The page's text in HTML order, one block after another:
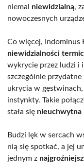
niemal niewidzialną,
nowoczesnych
Co więcej, Indominus
niewidzialności
wykrycie przez ludzi i
szczególnie przydatne
ukrycia w
instynkty. Takie
stała się nieuchwytna
Budzi lęk w sercach
nią się spotkać, a jej
jednym z